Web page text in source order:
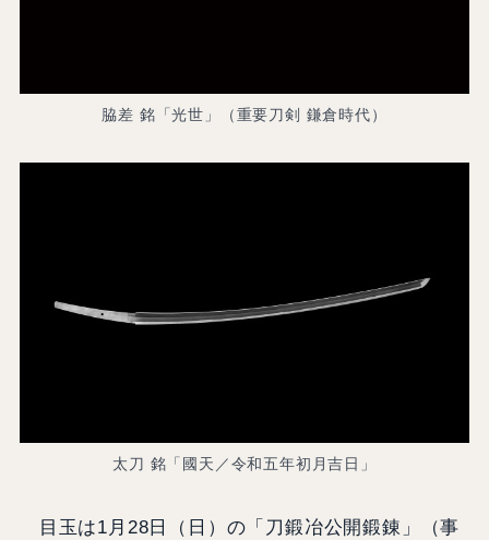
脇差 銘「光世」（重要刀剣 鎌倉時代）
太刀 銘「國天／令和五年初月吉日」
目玉は1月28日（日）の「刀鍛冶公開鍛錬」（事